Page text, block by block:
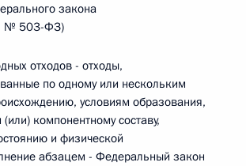
закона
№ 503-ФЗ)
отходов - отходы,
по одному или нескольким
условиям образования,
компонентному составу,
и физической
абзацем - Федеральный закон